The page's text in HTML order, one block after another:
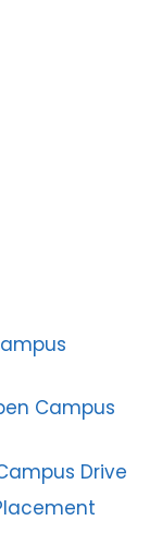
Campus
Drive